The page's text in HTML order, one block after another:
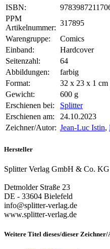
ISBN:
PPM
Artikelnummer:
317895
Warengruppe:
Comics
Einband:
Hardcover
Seitenzahl:
64
Abbildungen:
farbig
Format:
32 x 23 x 1
Gewicht:
600 g
Erschienen bei:
Splitter
Erschienen am:
24.10.2023
Zeichner/Autor: Jean-Luc Istin,
Hersteller
Splitter Verlag GmbH & Co. KG
Detmolder Straße 23
DE - 33604 Bielefeld
info@splitter-verlag.de
www.splitter-verlag.de
Weitere Titel dieses/dieser